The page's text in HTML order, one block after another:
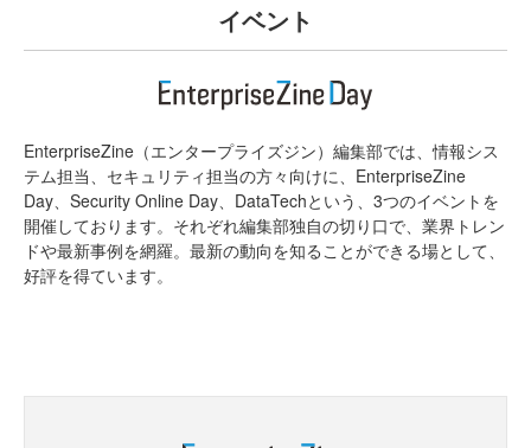
イベント
EnterpriseZine（エンタープライズジン）編集部では、情報シス
テム担当、セキュリティ担当の方々向けに、EnterpriseZine
Day、Security Online Day、DataTechという、3つのイベントを
開催しております。それぞれ編集部独自の切り口で、業界トレン
ドや最新事例を網羅。最新の動向を知ることができる場として、
好評を得ています。